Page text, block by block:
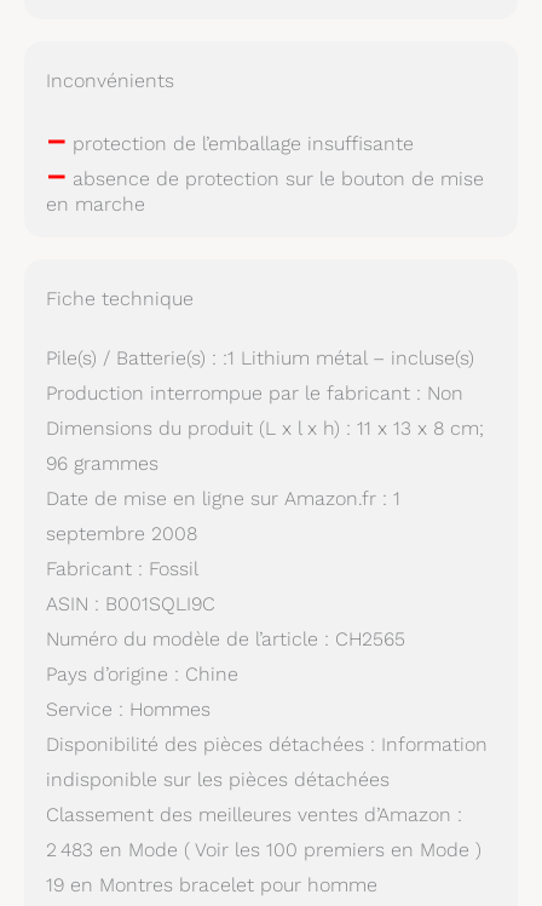
Inconvénients
– protection de l’emballage insuffisante
– absence de protection sur le bouton de mise
en marche
Fiche technique
Pile(s) / Batterie(s) : :1 Lithium métal – incluse(s)
Production interrompue par le fabricant : Non
Dimensions du produit (L x l x h) : 11 x 13 x 8 cm;
96 grammes
Date de mise en ligne sur Amazon.fr : 1
septembre 2008
Fabricant : Fossil
ASIN : B001SQLI9C
Numéro du modèle de l’article : CH2565
Pays d’origine : Chine
Service : Hommes
Disponibilité des pièces détachées : Information
indisponible sur les pièces détachées
Classement des meilleures ventes d’Amazon :
2 483 en Mode ( Voir les 100 premiers en Mode )
19 en Montres bracelet pour homme